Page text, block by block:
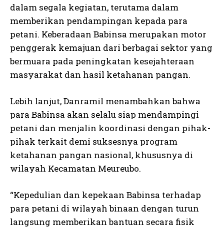
dalam segala kegiatan, terutama dalam
memberikan pendampingan kepada para
petani. Keberadaan Babinsa merupakan motor
penggerak kemajuan dari berbagai sektor yang
bermuara pada peningkatan kesejahteraan
masyarakat dan hasil ketahanan pangan.
Lebih lanjut, Danramil menambahkan bahwa
para Babinsa akan selalu siap mendampingi
petani dan menjalin koordinasi dengan pihak-
pihak terkait demi suksesnya program
ketahanan pangan nasional, khususnya di
wilayah Kecamatan Meureubo.
“Kepedulian dan kepekaan Babinsa terhadap
para petani di wilayah binaan dengan turun
langsung memberikan bantuan secara fisik